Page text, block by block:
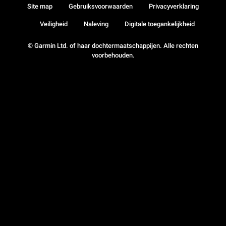
© Garmin Ltd. of haar dochtermaatschappijen. Alle rechten
voorbehouden.
Site map Gebruiksvoorwaarden Privacyverklaring
Veiligheid Naleving Digitale toegankelijkheid